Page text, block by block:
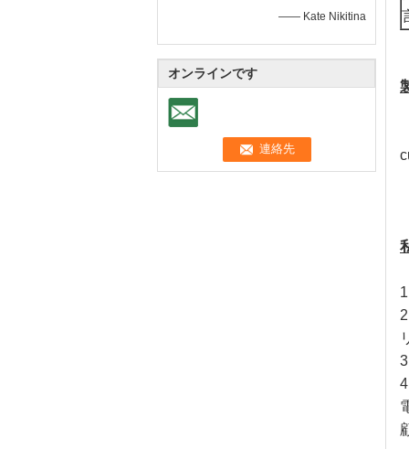
—— Kate Nikitina
オンラインです